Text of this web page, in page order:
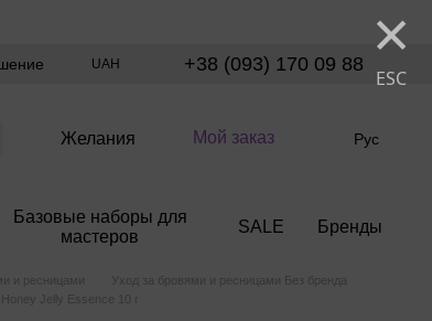
×
ESC
UAH +38 (093) 170 09 88
Желания Мой заказ Рус
Базовые наборы для
мастеров
SALE Бренды
и ресницами
Уход за бровями и ресницами Без бренда
Jelly Essence 10 г